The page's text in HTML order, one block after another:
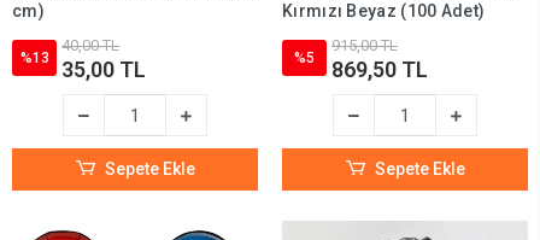
cm)
%13
40,00 TL
35,00 TL
Sepete Ekle
Kırmızı Beyaz (100 Adet)
%5
915,00 TL
869,50 TL
Sepete Ekle